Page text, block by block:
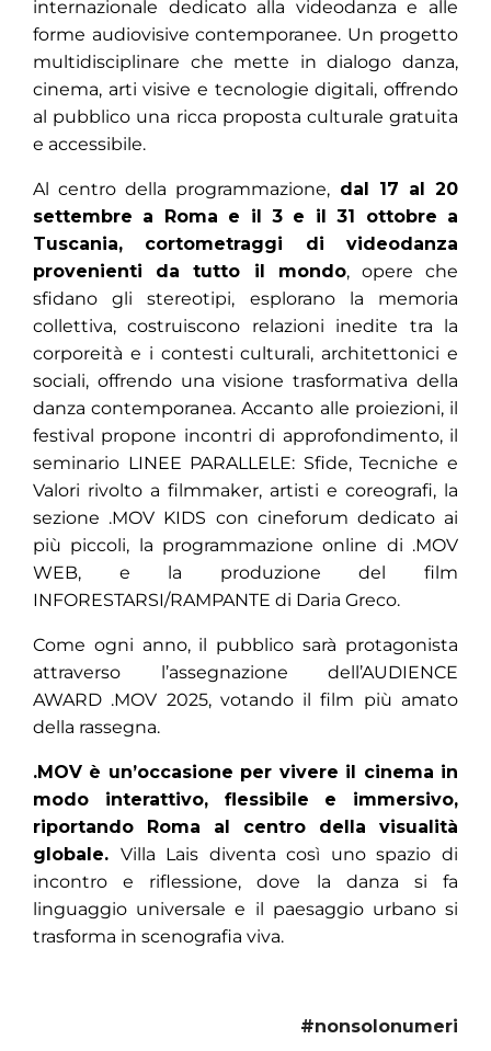
internazionale dedicato alla videodanza e alle
forme audiovisive contemporanee. Un progetto
multidisciplinare che mette in dialogo danza,
cinema, arti visive e tecnologie digitali, offrendo
al pubblico una ricca proposta culturale gratuita
e accessibile.
Al centro della programmazione, dal 17 al 20
settembre a Roma e il 3 e il 31 ottobre a
Tuscania, cortometraggi di videodanza
provenienti da tutto il mondo, opere che
sfidano gli stereotipi, esplorano la memoria
collettiva, costruiscono relazioni inedite tra la
corporeità e i contesti culturali, architettonici e
sociali, offrendo una visione trasformativa della
danza contemporanea. Accanto alle proiezioni, il
festival propone incontri di approfondimento, il
seminario LINEE PARALLELE: Sfide, Tecniche e
Valori rivolto a filmmaker, artisti e coreografi, la
sezione .MOV KIDS con cineforum dedicato ai
più piccoli, la programmazione online di .MOV
WEB, e la produzione del film
INFORESTARSI/RAMPANTE di Daria Greco.
Come ogni anno, il pubblico sarà protagonista
attraverso l’assegnazione dell’AUDIENCE
AWARD .MOV 2025, votando il film più amato
della rassegna.
.MOV è un’occasione per vivere il cinema in
modo interattivo, flessibile e immersivo,
riportando Roma al centro della visualità
globale. Villa Lais diventa così uno spazio di
incontro e riflessione, dove la danza si fa
linguaggio universale e il paesaggio urbano si
trasforma in scenografia viva.
#nonsolonumeri